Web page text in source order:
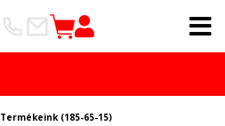
Termékeink (185-65-15)